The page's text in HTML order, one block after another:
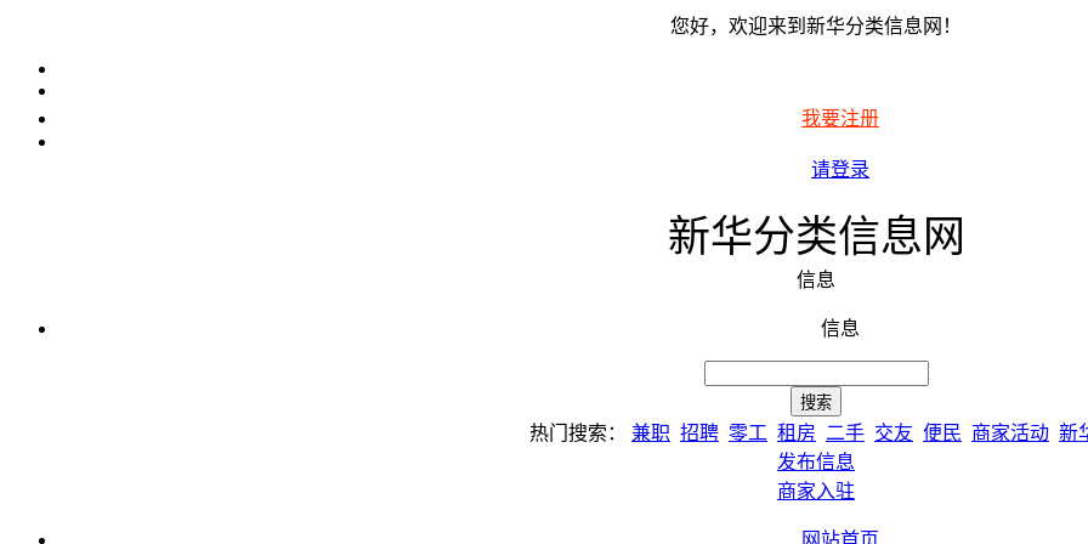
您好，欢迎来到新华分类信息网！
我要注册
请登录
新华分类信息网
信息
信息
热门搜索： 兼职 招聘 零工 租房 二手 交友 便民 商家活动 新
发布信息
商家入驻
网站首页